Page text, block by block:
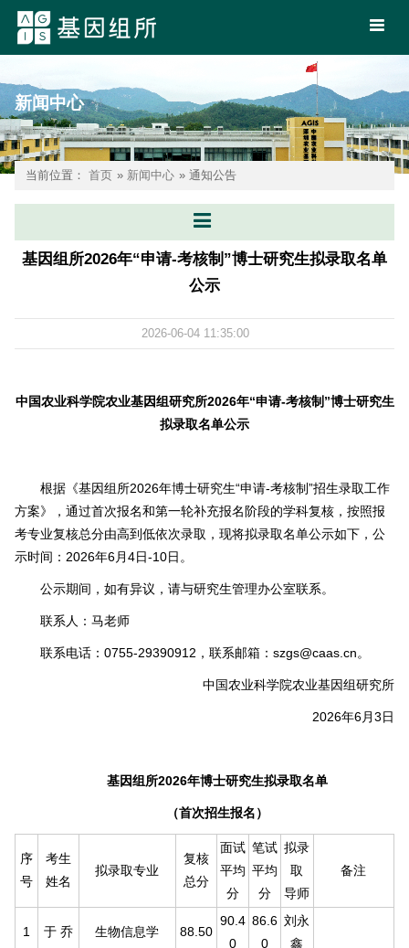
新闻中心
当前位置： 首页 » 新闻中心 » 通知公告
基因组所2026年“申请-考核制”博士研究生拟录取名单
公示
2026-06-04 11:35:00
中国农业科学院农业基因组研究所2026年“申请-考核制”博士研究生
拟录取名单公示
根据《基因组所2026年博士研究生“申请-考核制”招生录取工作
方案》，通过首次报名和第一轮补充报名阶段的学科复核，按照报
考专业复核总分由高到低依次录取，现将拟录取名单公示如下，公
示时间：2026年6月4日-10日。
公示期间，如有异议，请与研究生管理办公室联系。
联系人：马老师
联系电话：0755-29390912，联系邮箱：szgs@caas.cn。
中国农业科学院农业基因组研究所
2026年6月3日
基因组所2026年博士研究生拟录取名单
（首次招生报名）
序
号
考生
姓名
拟录取专业
复核
总分
面试
平均
分
笔试
平均
分
拟录
取
导师
备注
1 于 乔 生物信息学 88.50
90.4
0
86.6
0
刘永
鑫